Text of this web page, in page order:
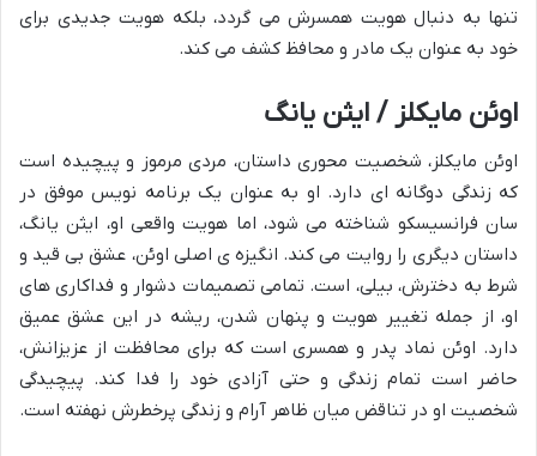
تنها به دنبال هویت همسرش می گردد، بلکه هویت جدیدی برای
خود به عنوان یک مادر و محافظ کشف می کند.
اوئن مایکلز / ایثن یانگ
اوئن مایکلز، شخصیت محوری داستان، مردی مرموز و پیچیده است
که زندگی دوگانه ای دارد. او به عنوان یک برنامه نویس موفق در
سان فرانسیسکو شناخته می شود، اما هویت واقعی او، ایثن یانگ،
داستان دیگری را روایت می کند. انگیزه ی اصلی اوئن، عشق بی قید و
شرط به دخترش، بیلی، است. تمامی تصمیمات دشوار و فداکاری های
او، از جمله تغییر هویت و پنهان شدن، ریشه در این عشق عمیق
دارد. اوئن نماد پدر و همسری است که برای محافظت از عزیزانش،
حاضر است تمام زندگی و حتی آزادی خود را فدا کند. پیچیدگی
شخصیت او در تناقض میان ظاهر آرام و زندگی پرخطرش نهفته است.